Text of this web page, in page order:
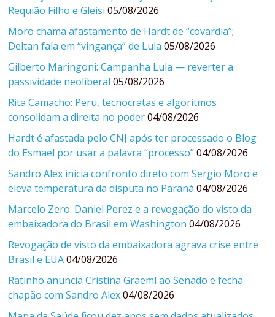
Requião Filho e Gleisi 05/08/2026
Moro chama afastamento de Hardt de “covardia”;
Deltan fala em “vingança” de Lula 05/08/2026
Gilberto Maringoni: Campanha Lula — reverter a
passividade neoliberal 05/08/2026
Rita Camacho: Peru, tecnocratas e algoritmos
consolidam a direita no poder 04/08/2026
Hardt é afastada pelo CNJ após ter processado o Blog
do Esmael por usar a palavra “processo” 04/08/2026
Sandro Alex inicia confronto direto com Sergio Moro e
eleva temperatura da disputa no Paraná 04/08/2026
Marcelo Zero: Daniel Perez e a revogação do visto da
embaixadora do Brasil em Washington 04/08/2026
Revogação de visto da embaixadora agrava crise entre
Brasil e EUA 04/08/2026
Ratinho anuncia Cristina Graeml ao Senado e fecha
chapão com Sandro Alex 04/08/2026